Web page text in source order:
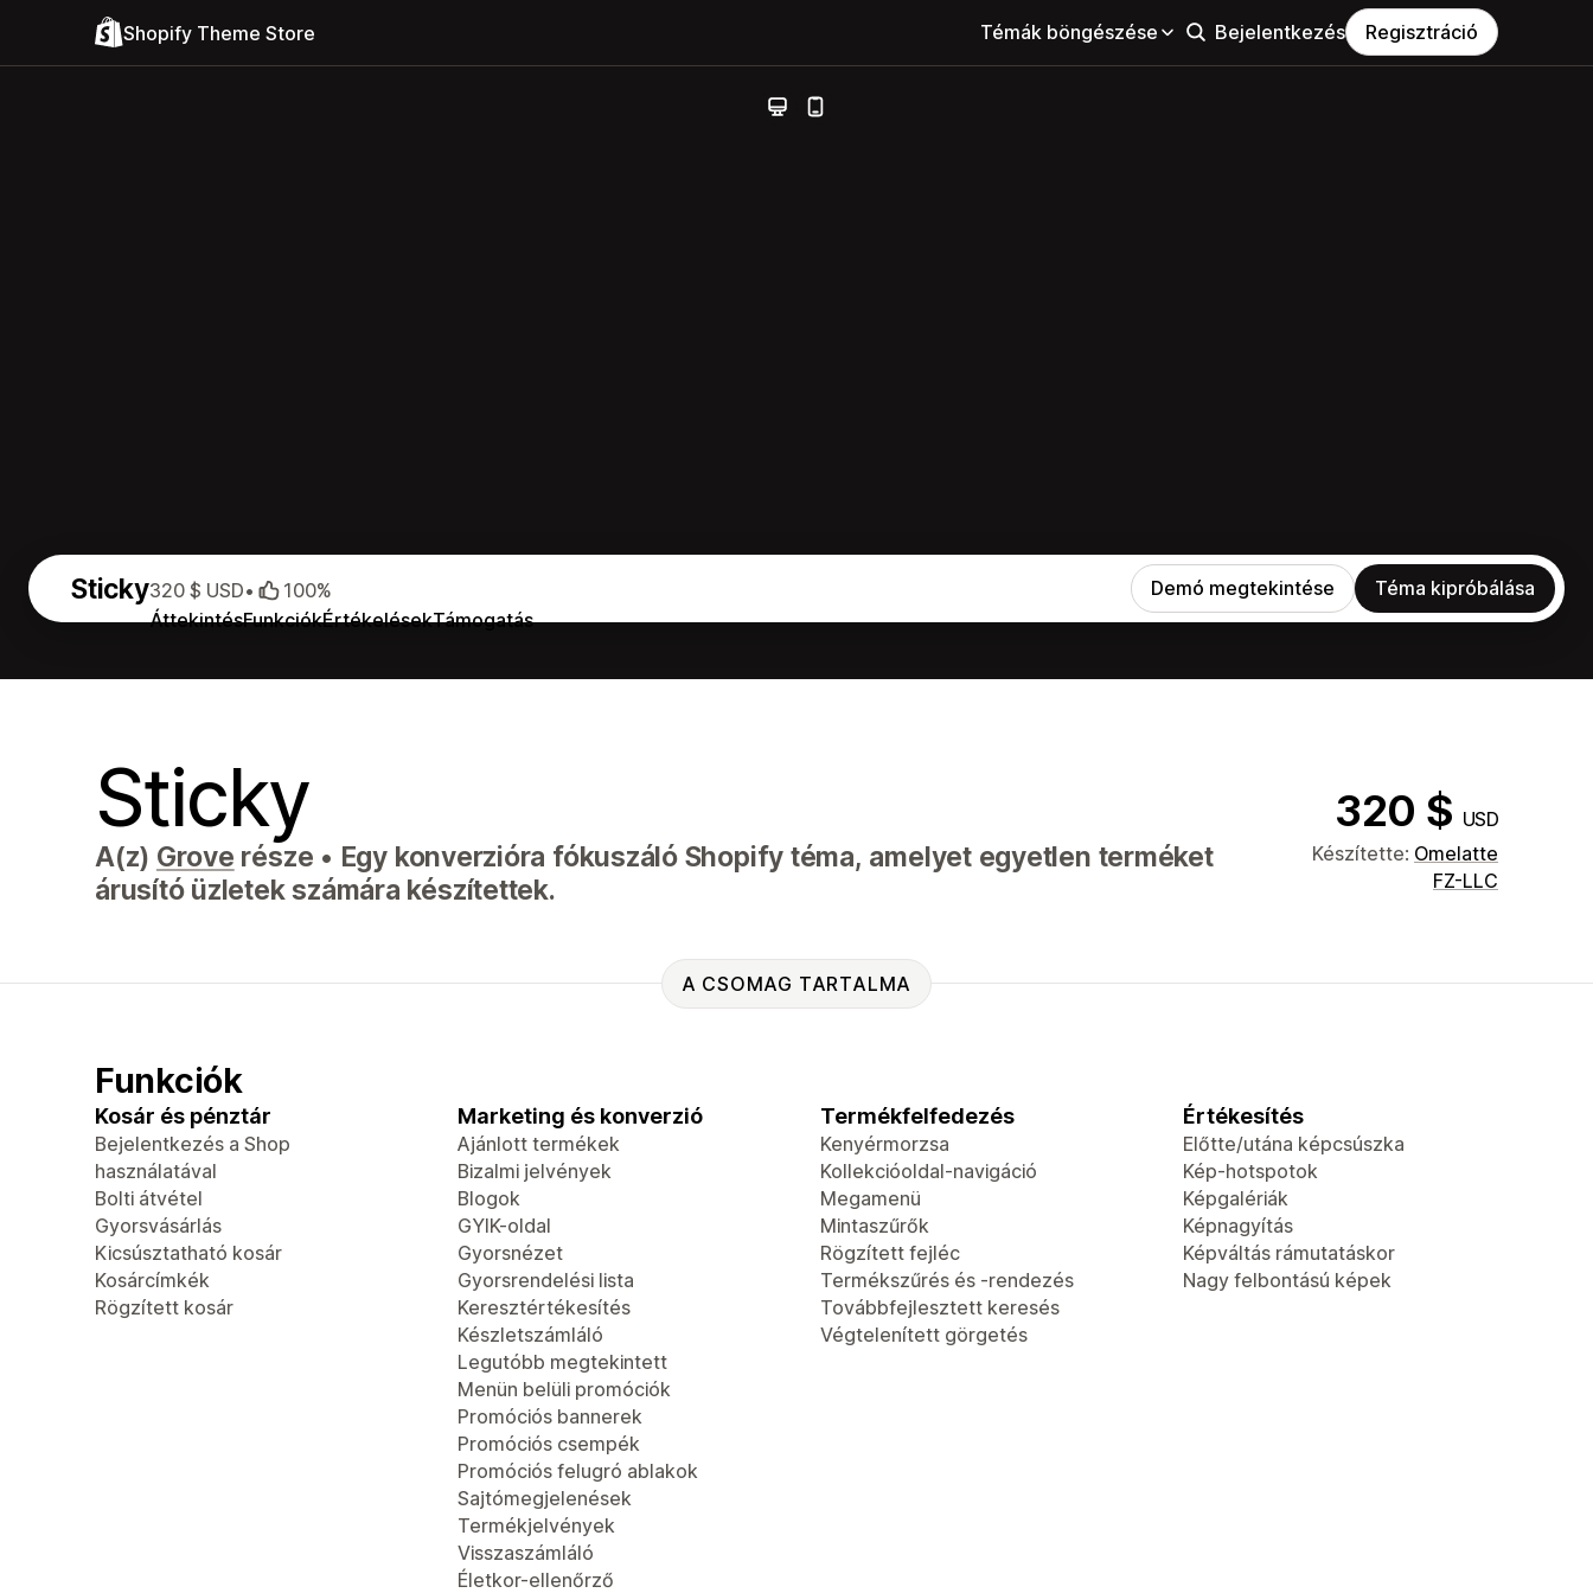
Shopify Theme Store Témák böngészése Bejelentkezés Regisztráció
Sticky
ÁttekintésFunkciókÉrtékelésekTámogatás
320 $ USD• 100% Demó megtekintése Téma kipróbálása
Sticky 320 $ USD
A(z) Grove része • Egy konverzióra fókuszáló Shopify téma, amelyet egyetlen terméket
árusító üzletek számára készítettek.
Készítette: Omelatte
FZ-LLC
A CSOMAG TARTALMA
Funkciók
Kosár és pénztár
Bejelentkezés a Shop
használatával
Bolti átvétel
Gyorsvásárlás
Kicsúsztatható kosár
Kosárcímkék
Rögzített kosár
Marketing és konverzió
Ajánlott termékek
Bizalmi jelvények
Blogok
GYIK-oldal
Gyorsnézet
Gyorsrendelési lista
Keresztértékesítés
Készletszámláló
Legutóbb megtekintett
Menün belüli promóciók
Promóciós bannerek
Promóciós csempék
Promóciós felugró ablakok
Sajtómegjelenések
Termékjelvények
Visszaszámláló
Életkor-ellenőrző
Termékfelfedezés
Kenyérmorzsa
Kollekcióoldal-navigáció
Megamenü
Mintaszűrők
Rögzített fejléc
Termékszűrés és -rendezés
Továbbfejlesztett keresés
Végtelenített görgetés
Értékesítés
Előtte/utána képcsúszka
Kép-hotspotok
Képgalériák
Képnagyítás
Képváltás rámutatáskor
Nagy felbontású képek